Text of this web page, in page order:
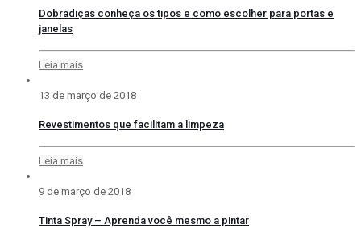
Dobradiças conheça os tipos e como escolher para portas e
janelas
Leia mais
13 de março de 2018
Revestimentos que facilitam a limpeza
Leia mais
9 de março de 2018
Tinta Spray – Aprenda você mesmo a pintar